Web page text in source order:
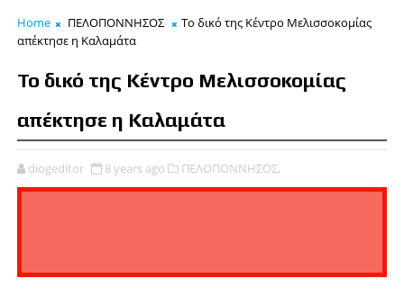
Home ΠΕΛΟΠΟΝΝΗΣΟΣ
Το δικό της Κέντρο Μελισσοκομίας
απέκτησε η Καλαμάτα
Το δικό της Κέντρο Μελισσοκομίας
απέκτησε η Καλαμάτα
diogeditor 8 years ago ΠΕΛΟΠΟΝΝΗΣΟΣ,